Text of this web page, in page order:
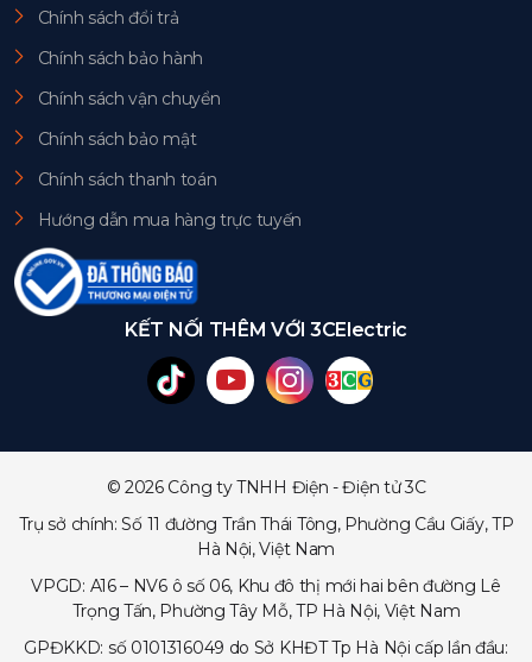
Chính sách đổi trả
Chính sách bảo hành
Chính sách vận chuyển
Chính sách bảo mật
Chính sách thanh toán
Hướng dẫn mua hàng trực tuyến
KẾT NỐI THÊM VỚI 3CElectric
© 2026 Công ty TNHH Điện - Điện tử 3C
Trụ sở chính: Số 11 đường Trần Thái Tông, Phường Cầu Giấy, TP
Hà Nội, Việt Nam
VPGD: A16 – NV6 ô số 06, Khu đô thị mới hai bên đường Lê
Trọng Tấn, Phường Tây Mỗ, TP Hà Nội, Việt Nam
GPĐKKD: số 0101316049 do Sở KHĐT Tp Hà Nội cấp lần đầu: